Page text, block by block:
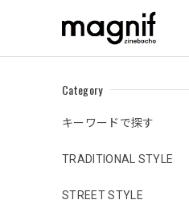
Category
キーワードで探す
TRADITIONAL STYLE
STREET STYLE